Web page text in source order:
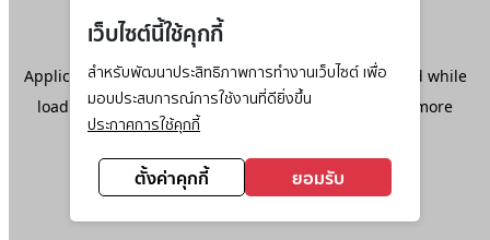
เว็บไซต์นี้ใช้คุกกี้
สำหรับพัฒนาประสิทธิภาพการทำงานเว็บไซต์ เพื่อ
มอบประสบการณ์การใช้งานที่ดียิ่งขึ้น
ประกาศการใช้คุกกี้
ตั้งค่าคุกกี้ ยอมรับ
Application error: aclient-side exception has occurred while
loadingwww.ktc.co.th(see the browser console
for more
information).